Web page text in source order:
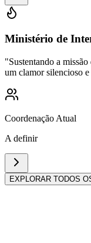
Ministério de
"Sustentando a
um clamor silencioso e
Coordenação Atual
A definir
EXPLORAR TODOS